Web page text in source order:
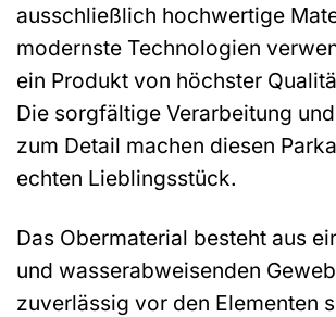
ausschließlich hochwertige
modernste Technologien
ein Produkt von höchster
Die sorgfältige Verarbeitung
zum Detail machen diesen
echten Lieblingsstück.
Das Obermaterial besteht aus
und wasserabweisenden
zuverlässig vor den Elementen